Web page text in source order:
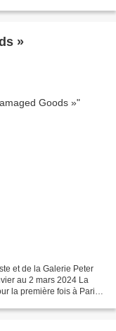
»
et de la Galerie Peter
au 2 mars 2024 La
la première fois à Paris